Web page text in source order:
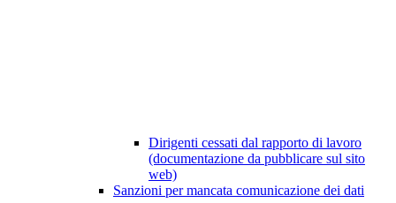
Dirigenti cessati dal rapporto di lavoro
(documentazione da pubblicare sul sito
web)
Sanzioni per mancata comunicazione dei dati